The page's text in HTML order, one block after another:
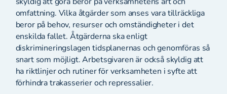
omfattning. Vilka åtgärder som anses vara tillräckliga
beror på behov, resurser och omständigheter i det
enskilda fallet. Åtgärderna ska enligt
diskrimineringslagen tidsplanernas och genomföras så
snart som möjligt. Arbetsgivaren är också skyldig att
ha riktlinjer och rutiner för verksamheten i syfte att
förhindra trakasserier och repressalier.